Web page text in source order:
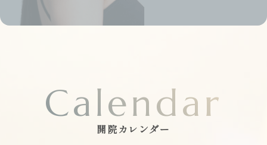
Calendar
開院カレンダー